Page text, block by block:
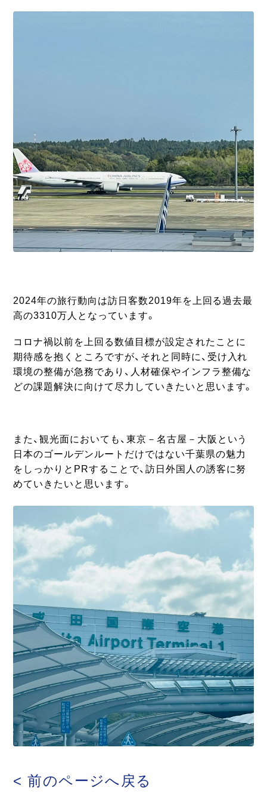
2024年の旅行動向は訪日客数2019年を上回る過去最
高の3310万人となっています。
コロナ禍以前を上回る数値目標が設定されたことに
期待感を抱くところですが、それと同時に、受け入れ
環境の整備が急務であり、人材確保やインフラ整備な
どの課題解決に向けて尽力していきたいと思います。
また、観光面においても、東京－名古屋－大阪という
日本のゴールデンルートだけではない千葉県の魅力
をしっかりとPRすることで、訪日外国人の誘客に努
めていきたいと思います。
< 前のページへ戻る